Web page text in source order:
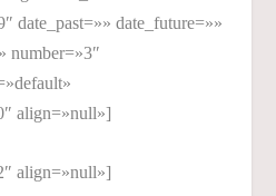
date_past=»» date_future=»»
number=»3″
align=»null»]
align=»null»]